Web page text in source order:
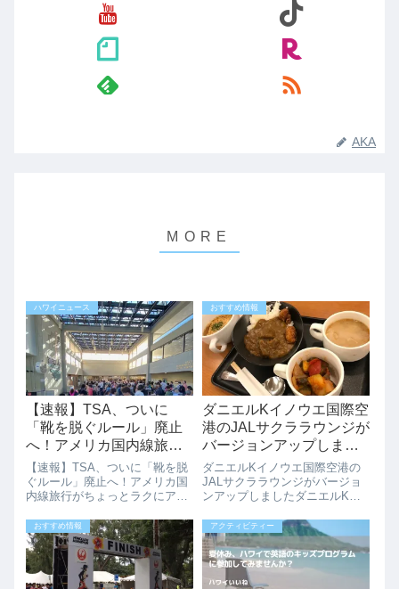
AKA
ハワイニュース
【速報】TSA、ついに
「靴を脱ぐルール」廃止
へ！アメリカ国内線旅行
がちょっとラクに
【速報】TSA、ついに「靴を脱
ぐルール」廃止へ！アメリカ国
内線旅行がちょっとラクにアメ
ェックといえば――「靴を脱い
で、トレーに入れる」あの面倒
なルール。それがなんと、つい
に廃止されることになりまし
た！TSAが靴脱...
おすすめ情報
ダニエルKイノウエ国際空
港のJALサクララウンジが
バージョンアップしまし
た
ダニエルKイノウエ国際空港の
JALサクララウンジがバージョ
ンアップしましたダニエルKイ
ウンジがバージョンアップしま
した。以前はインスタント系の
料理しかなかったのですが、カ
レーや豚汁など暖かい料理が導
入されました...
おすすめ情報 アクティビティー